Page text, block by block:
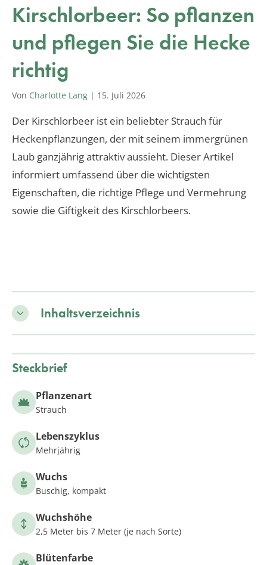
Kirschlorbeer: So pflanzen
und pflegen Sie die Hecke
richtig
Von Charlotte Lang | 15. Juli 2026
Der Kirschlorbeer ist ein beliebter Strauch für
Heckenpflanzungen, der mit seinem immergrünen
Laub ganzjährig attraktiv aussieht. Dieser Artikel
informiert umfassend über die wichtigsten
Eigenschaften, die richtige Pflege und Vermehrung
sowie die Giftigkeit des Kirschlorbeers.
Inhaltsverzeichnis
Steckbrief
Pflanzenart
Strauch
Lebenszyklus
Mehrjährig
Wuchs
Buschig, kompakt
Wuchshöhe
2,5 Meter bis 7 Meter (je nach Sorte)
Blütenfarbe